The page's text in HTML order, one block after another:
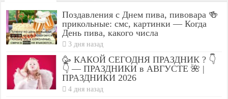
Поздавления с Днем пива, пивовара 🍻
прикольные: смс, картинки — Когда
День пива, какого числа
3 дня назад
🥳 КАКОЙ СЕГОДНЯ ПРАЗДНИК ? 👇
👇 — ПРАЗДНИКИ в АВГУСТЕ 🌺 |
ПРАЗДНИКИ 2026
4 дня назад